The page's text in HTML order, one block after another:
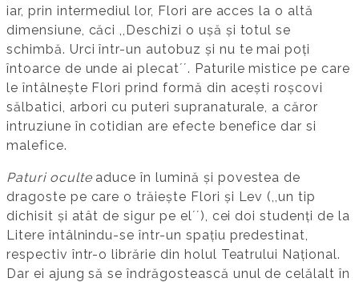
iar, prin intermediul lor, Flori are acces la o altă
dimensiune, căci ,,Deschizi o ușă și totul se
schimbă. Urci într-un autobuz și nu te mai poți
întoarce de unde ai plecatʼʼ. Paturile mistice pe care
le întâlnește Flori prind formă din acești roșcovi
sălbatici, arbori cu puteri supranaturale, a căror
intruziune în cotidian are efecte benefice dar si
malefice.
Paturi oculteaduce în lumină și povestea de
dragoste pe care o trăiește Flori și Lev (,,un tip
dichisit și atât de sigur pe elʼʼ), cei doi studenți de la
Litere întâlnindu-se într-un spațiu predestinat,
respectiv într-o librărie din holul Teatrului Național.
Dar ei ajung să se îndrăgostească unul de celălalt în